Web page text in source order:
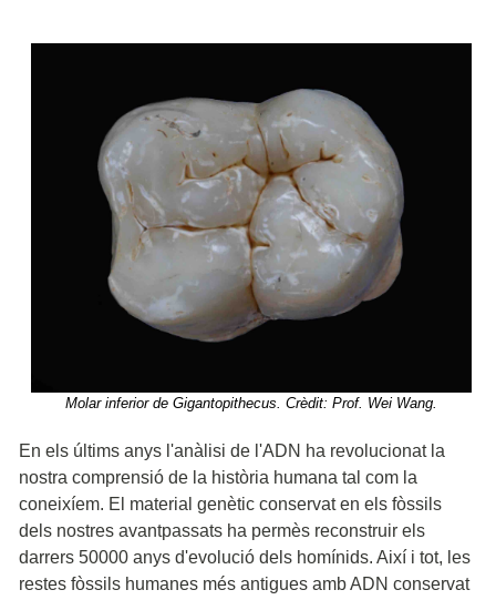
Molar inferior de Gigantopithecus. Crèdit: Prof. Wei Wang.
En els últims anys l'anàlisi de l'ADN ha revolucionat la
nostra comprensió de la història humana tal com la
coneixíem. El material genètic conservat en els fòssils
dels nostres avantpassats ha permès reconstruir els
darrers 50000 anys d'evolució dels homínids. Així i tot, les
restes fòssils humanes més antigues amb ADN conservat